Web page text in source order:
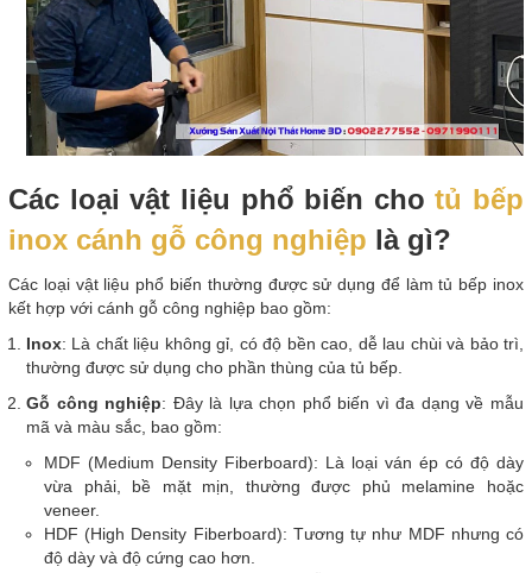
Các loại vật liệu phổ biến chotủ bếp
inox cánh gỗ công nghiệp là gì?
Các loại vật liệu phổ biến thường được sử dụng để làm tủ bếp inox
kết hợp với cánh gỗ công nghiệp bao gồm:
Inox: Là chất liệu không gỉ, có độ bền cao, dễ lau chùi và bảo trì,
thường được sử dụng cho phần thùng của tủ bếp.
Gỗ công nghiệp: Đây là lựa chọn phổ biến vì đa dạng về mẫu
mã và màu sắc, bao gồm:
MDF (Medium Density Fiberboard): Là loại ván ép có độ dày
vừa phải, bề mặt mịn, thường được phủ melamine hoặc
veneer.
HDF (High Density Fiberboard): Tương tự như MDF nhưng có
độ dày và độ cứng cao hơn.